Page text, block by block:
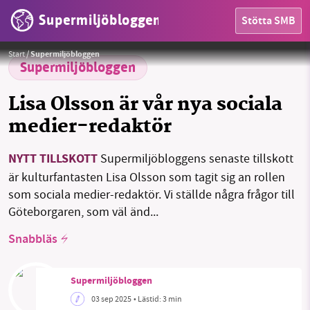
Supermiljöbloggen Stötta SMB
HEM
OMRÅDEN
MILJÖFAKTA
Start/Supermiljöbloggen
Supermiljöbloggen
Lisa Olsson är vår nya sociala
medier-redaktör
NYTT TILLSKOTT Supermiljöbloggens senaste tillskott
är kulturfantasten Lisa Olsson som tagit sig an rollen
som sociala medier-redaktör. Vi ställde några frågor till
Göteborgaren, som väl änd...
Snabbläs
Supermiljöbloggen
03 sep 2025• Lästid:3 min
Foto: Privat